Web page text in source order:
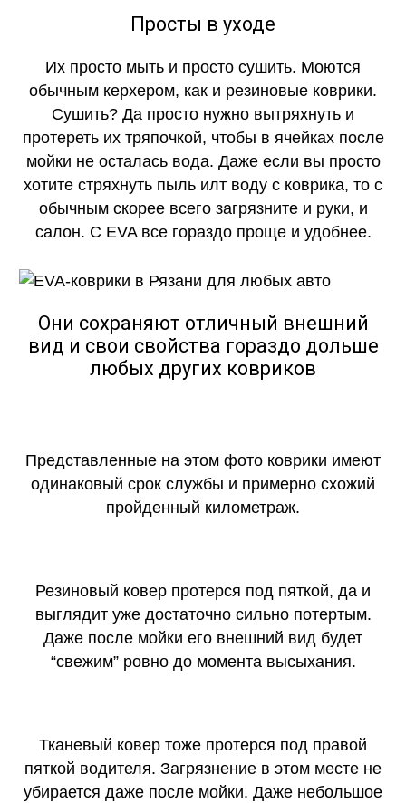
Просты в уходе
Их просто мыть и просто сушить. Моются
обычным керхером, как и резиновые коврики.
Сушить? Да просто нужно вытряхнуть и
протереть их тряпочкой, чтобы в ячейках после
мойки не осталась вода. Даже если вы просто
хотите стряхнуть пыль илт воду с коврика, то с
обычным скорее всего загрязните и руки, и
салон. С EVA все гораздо проще и удобнее.
Они сохраняют отличный внешний
вид и свои свойства гораздо дольше
любых других ковриков
Представленные на этом фото коврики имеют
одинаковый срок службы и примерно схожий
пройденный километраж.
Резиновый ковер протерся под пяткой, да и
выглядит уже достаточно сильно потертым.
Даже после мойки его внешний вид будет
“свежим” ровно до момента высыхания.
Тканевый ковер тоже протерся под правой
пяткой водителя. Загрязнение в этом месте не
убирается даже после мойки. Даже небольшое